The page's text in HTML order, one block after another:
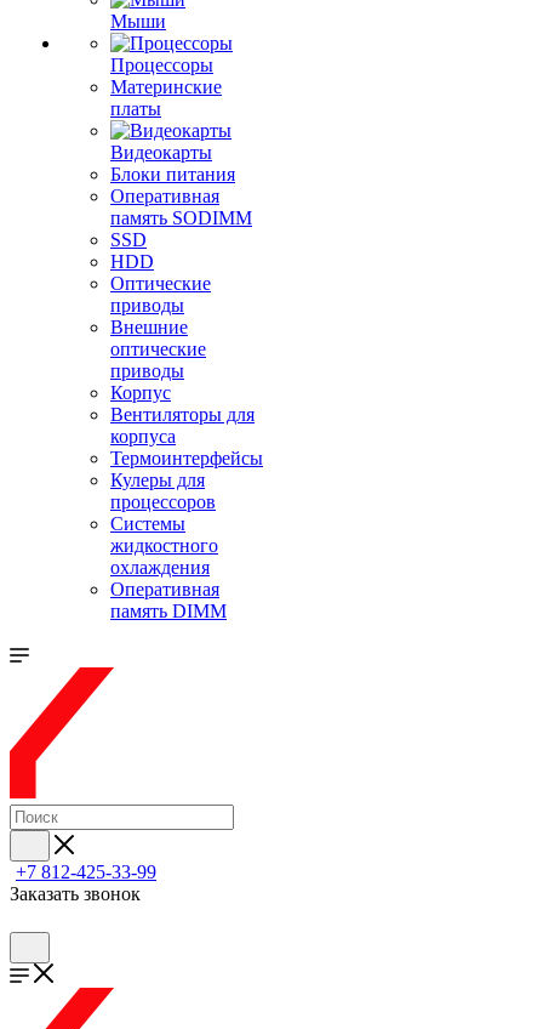
Мыши
Процессоры
Материнские
платы
Видеокарты
Блоки питания
Оперативная
память SODIMM
SSD
HDD
Оптические
приводы
Внешние
оптические
приводы
Корпус
Вентиляторы для
корпуса
Термоинтерфейсы
Кулеры для
процессоров
Системы
жидкостного
охлаждения
Оперативная
память DIMM
+7 812-425-33-99
Заказать звонок